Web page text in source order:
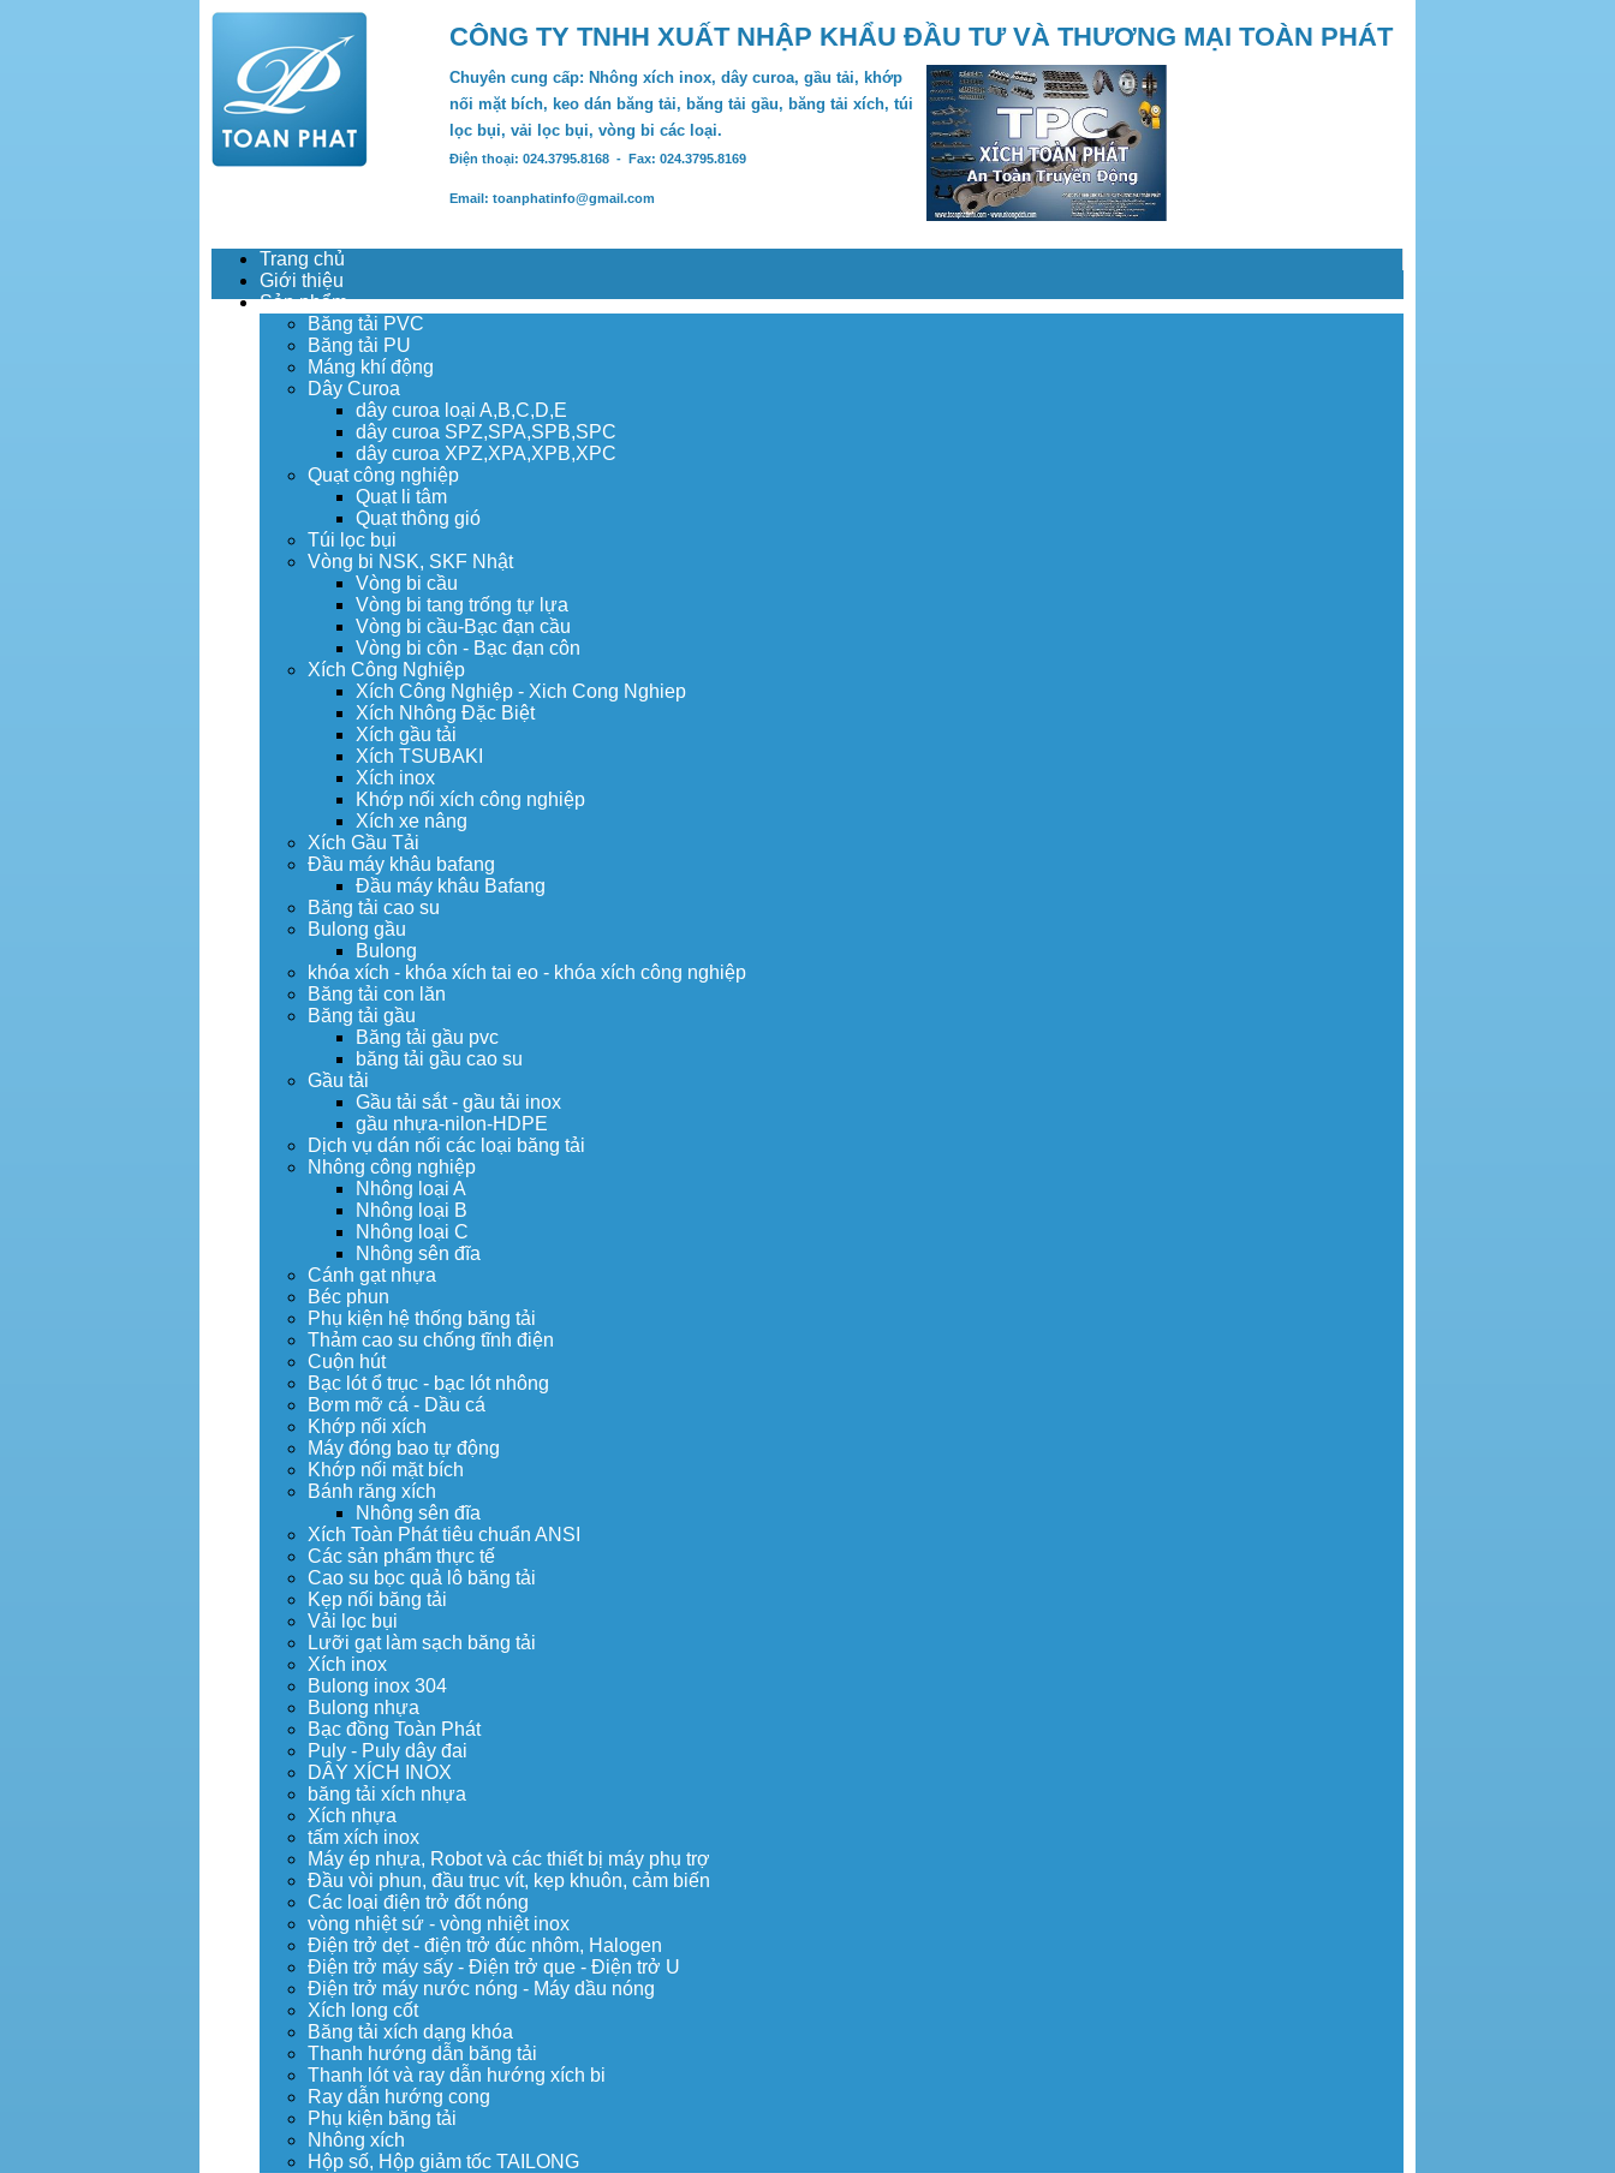
CÔNG TY TNHH XUẤT NHẬP KHẨU ĐẦU TƯ VÀ THƯƠNG MẠI TOÀN PHÁT
Chuyên cung cấp: Nhông xích inox, dây curoa, gầu tải, khớp
nối mặt bích, keo dán băng tải, băng tải gầu, băng tải xích, túi
lọc bụi, vải lọc bụi, vòng bi các loại.
Điện thoại: 024.3795.8168 - Fax: 024.3795.8169
Email: toanphatinfo@gmail.com
Trang chủ
Giới thiệu
Sản phẩm
Băng tải PVC
Băng tải PU
Máng khí động
Dây Curoa
dây curoa loại A,B,C,D,E
dây curoa SPZ,SPA,SPB,SPC
dây curoa XPZ,XPA,XPB,XPC
Quạt công nghiệp
Quạt li tâm
Quạt thông gió
Túi lọc bụi
Vòng bi NSK, SKF Nhật
Vòng bi cầu
Vòng bi tang trống tự lựa
Vòng bi cầu-Bạc đạn cầu
Vòng bi côn - Bạc đạn côn
Xích Công Nghiệp
Xích Công Nghiệp - Xich Cong Nghiep
Xích Nhông Đặc Biệt
Xích gầu tải
Xích TSUBAKI
Xích inox
Khớp nối xích công nghiệp
Xích xe nâng
Xích Gầu Tải
Đầu máy khâu bafang
Đầu máy khâu Bafang
Băng tải cao su
Bulong gầu
Bulong
khóa xích - khóa xích tai eo - khóa xích công nghiệp
Băng tải con lăn
Băng tải gầu
Băng tải gầu pvc
băng tải gầu cao su
Gầu tải
Gầu tải sắt - gầu tải inox
gầu nhựa-nilon-HDPE
Dịch vụ dán nối các loại băng tải
Nhông công nghiệp
Nhông loại A
Nhông loại B
Nhông loại C
Nhông sên đĩa
Cánh gạt nhựa
Béc phun
Phụ kiện hệ thống băng tải
Thảm cao su chống tĩnh điện
Cuộn hút
Bạc lót ổ trục - bạc lót nhông
Bơm mỡ cá - Dầu cá
Khớp nối xích
Máy đóng bao tự động
Khớp nối mặt bích
Bánh răng xích
Nhông sên đĩa
Xích Toàn Phát tiêu chuẩn ANSI
Các sản phẩm thực tế
Cao su bọc quả lô băng tải
Kẹp nối băng tải
Vải lọc bụi
Lưỡi gạt làm sạch băng tải
Xích inox
Bulong inox 304
Bulong nhựa
Bạc đồng Toàn Phát
Puly - Puly dây đai
DÂY XÍCH INOX
băng tải xích nhựa
Xích nhựa
tấm xích inox
Máy ép nhựa, Robot và các thiết bị máy phụ trợ
Đầu vòi phun, đầu trục vít, kẹp khuôn, cảm biến
Các loại điện trở đốt nóng
vòng nhiệt sứ - vòng nhiệt inox
Điện trở dẹt - điện trở đúc nhôm, Halogen
Điện trở máy sấy - Điện trở que - Điện trở U
Điện trở máy nước nóng - Máy dầu nóng
Xích long cốt
Băng tải xích dạng khóa
Thanh hướng dẫn băng tải
Thanh lót và ray dẫn hướng xích bi
Ray dẫn hướng cong
Phụ kiện băng tải
Nhông xích
Hộp số, Hộp giảm tốc TAILONG